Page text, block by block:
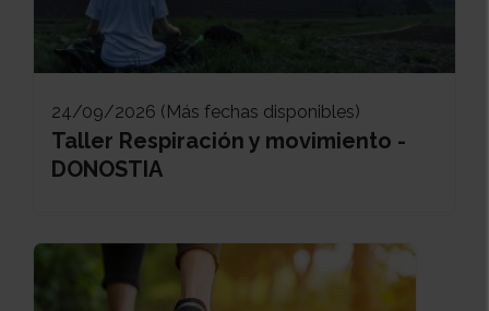
24/09/2026 (Más fechas disponibles)
Taller Respiración y movimiento -
DONOSTIA